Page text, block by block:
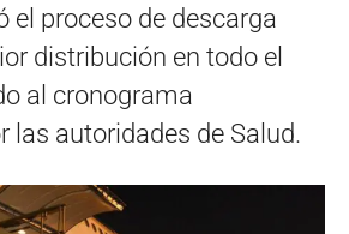
el proceso de descarga
distribución en todo el
al cronograma
las autoridades de Salud.